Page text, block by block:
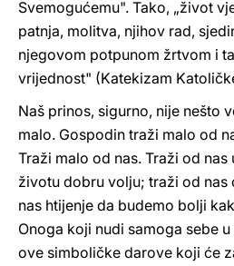
Svemogućemu". Tako, „život
patnja, molitva, njihov rad,
njegovom potpunom žrtvom i
vrijednost" (Katekizam
Naš prinos, sigurno, nije nešto
malo. Gospodin traži malo od
Traži malo od nas. Traži od
životu dobru volju; traži od
nas htijenje da budemo bolji
Onoga koji nudi samoga sebe
ove simboličke darove koji će